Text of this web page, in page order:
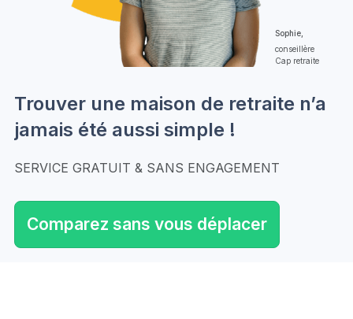
Sophie,
conseillère
Cap retraite
Trouver une maison de retraite n’a
jamais été aussi simple !
SERVICE GRATUIT & SANS ENGAGEMENT
Comparez sans vous déplacer